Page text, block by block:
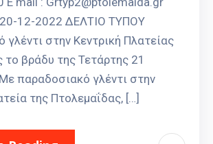
12-2022 ΔΕΛΤΙΟ ΤΥΠΟΥ
γλέντι στην Κεντρική Πλατείας
το βράδυ της Τετάρτης 21
παραδοσιακό γλέντι στην
της Πτολεμαΐδας, […]